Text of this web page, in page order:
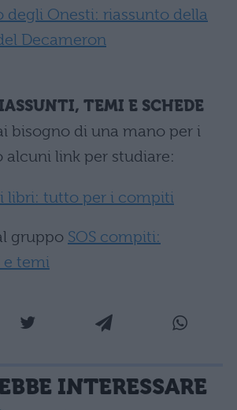
degli Onesti: riassunto della
Decameron
TEMI E SCHEDE
bisogno di una mano per i
link per studiare:
libri: tutto per i compiti
gruppo SOS compiti:
e temi
INTERESSARE